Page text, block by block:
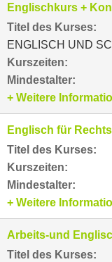
Englischkurs +
Titel des Kurses:
ENGLISCH UND
Kurszeiten:
Mindestalter:
+ Weitere
Englisch für
Titel des Kurses:
Kurszeiten:
Mindestalter:
+ Weitere
Arbeits-und
Titel des Kurses: